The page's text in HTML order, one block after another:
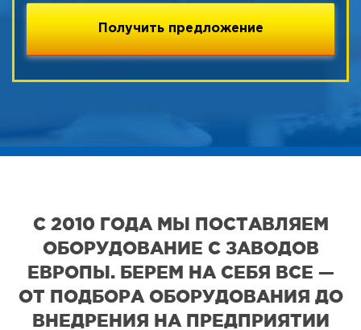
С 2010 ГОДА МЫ ПОСТАВЛЯЕМ
ОБОРУДОВАНИЕ С ЗАВОДОВ
ЕВРОПЫ. БЕРЕМ НА СЕБЯ ВСЕ —
ОТ ПОДБОРА ОБОРУДОВАНИЯ ДО
ВНЕДРЕНИЯ НА ПРЕДПРИЯТИИ